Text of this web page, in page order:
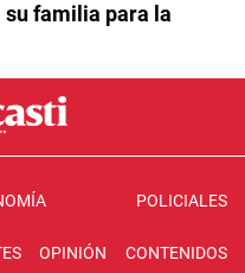
su familia para la
POLICIALES
OPINIÓN CONTENIDOS